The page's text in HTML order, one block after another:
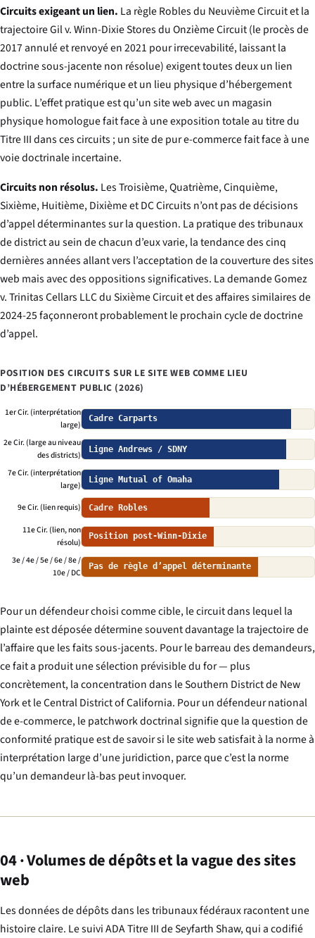
Circuits exigeant un lien. La règleRoblesdu Neuvième Circuit et la
trajectoireGil v. Winn-Dixie Storesdu Onzième Circuit (le procès de
2017 annulé et renvoyé en 2021 pour irrecevabilité, laissant la
doctrine sous-jacente non résolue) exigent toutes deux un lien
entre la surface numérique et un lieu physique d’hébergement
public. L’effet pratique est qu’un site web avec un magasin
physique homologue fait face à une exposition totale au titre du
Titre III dans ces circuits ; un site de pur e-commerce fait face à une
voie doctrinale incertaine.
Circuits non résolus. Les Troisième, Quatrième, Cinquième,
Sixième, Huitième, Dixième et DC Circuits n’ont pas de décisions
d’appel déterminantes sur la question. La pratique des tribunaux
de district au sein de chacun d’eux varie, la tendance des cinq
dernières années allant vers l’acceptation de la couverture des sites
web mais avec des oppositions significatives. La demandeGomez
v. Trinitas Cellars LLCdu Sixième Circuit et des affaires similaires de
2024-25 façonneront probablement le prochain cycle de doctrine
d’appel.
POSITION DES CIRCUITS SUR LE SITE WEB COMME LIEU
D’HÉBERGEMENT PUBLIC (2026)
1er Cir. (interprétation
large)
Cadre Carparts
2e Cir. (large au niveau
des districts)
Ligne Andrews / SDNY
7e Cir. (interprétation
large)
Ligne Mutual of Omaha
9e Cir. (lien requis) Cadre Robles
11e Cir. (lien, non
résolu)
Position post-Winn-Dixie
3e / 4e / 5e / 6e / 8e /
10e / DC
Pas de règle d’appel déterminante
Pour un défendeur choisi comme cible, le circuit dans lequel la
plainte est déposée détermine souvent davantage la trajectoire de
l’affaire que les faits sous-jacents. Pour le barreau des demandeurs,
ce fait a produit une sélection prévisible du for — plus
concrètement, la concentration dans le Southern District de New
York et le Central District of California. Pour un défendeur national
de e-commerce, le patchwork doctrinal signifie que la question de
conformité pratique est de savoir si le site web satisfait à la norme à
interprétation large d’unejuridiction, parce que c’est la norme
qu’un demandeur là-bas peut invoquer.
04 · Volumes de dépôts et la vague des sites
web
Les données de dépôts dans les tribunaux fédéraux racontent une
histoire claire. Le suivi ADA Titre III de Seyfarth Shaw, qui a codifié